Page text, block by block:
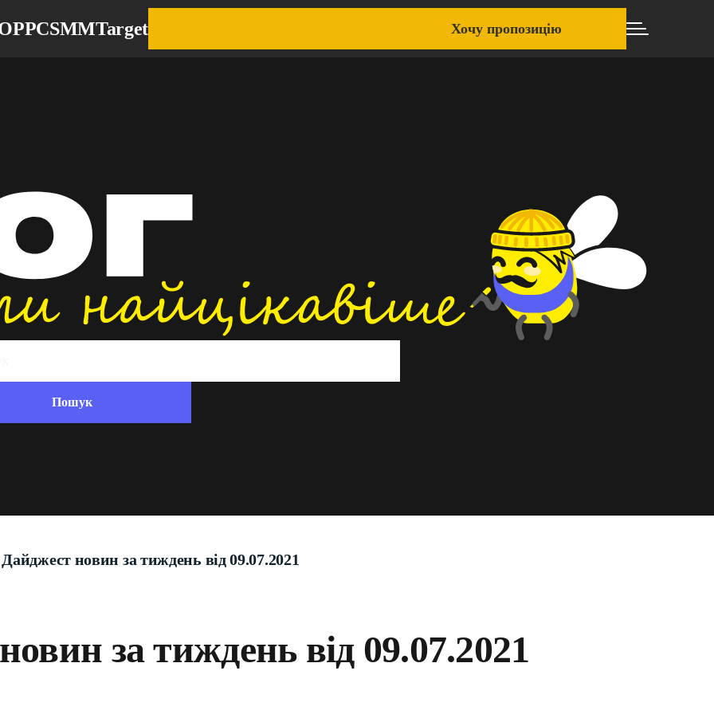
PPCSMMTarget Хочу пропозицію
Дайджест новин за тиждень від 09.07.2021
за тиждень від 09.07.2021